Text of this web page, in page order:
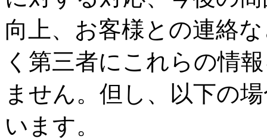
向上、お客様との連絡
く第三者にこれらの情
ません。但し、以下の
います。